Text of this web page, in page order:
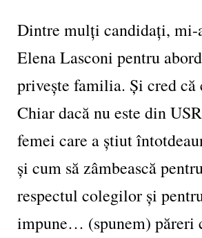
Dintre mulți candidați, mi-
Elena Lasconi pentru
privește familia. Și cred că
Chiar dacă nu este din
femei care a știut
și cum să zâmbească
respectul colegilor și
impune… (spunem) păreri